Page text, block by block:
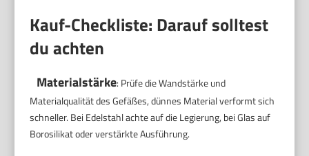
Kauf-Checkliste: Darauf solltest
du achten
Materialstärke: Prüfe die Wandstärke und
Materialqualität des Gefäßes, dünnes Material verformt sich
schneller. Bei Edelstahl achte auf die Legierung, bei Glas auf
Borosilikat oder verstärkte Ausführung.